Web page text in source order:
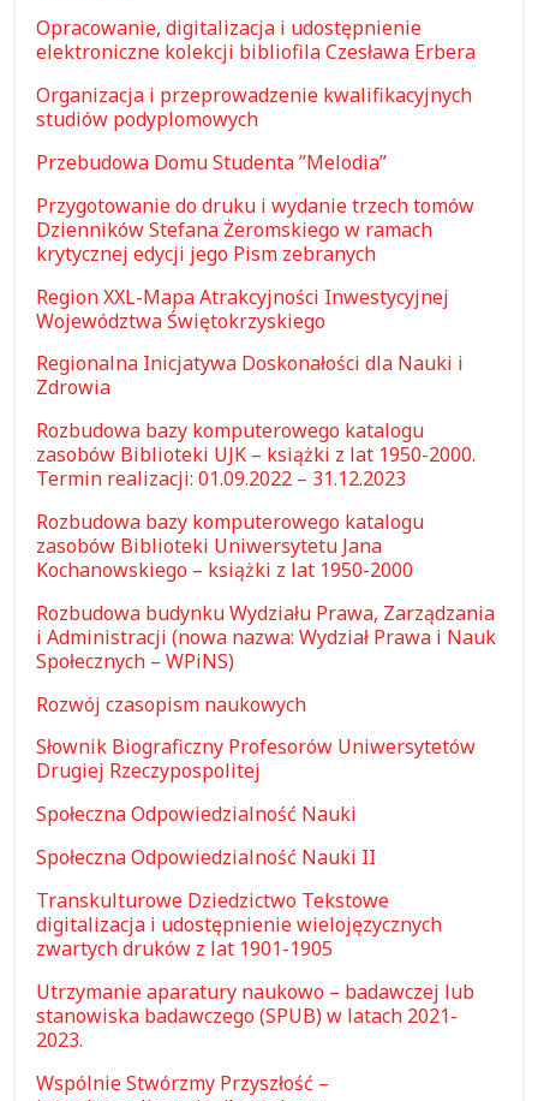
Opracowanie, digitalizacja i udostępnienie
elektroniczne kolekcji bibliofila Czesława Erbera
Organizacja i przeprowadzenie kwalifikacyjnych
studiów podyplomowych
Przebudowa Domu Studenta ”Melodia”
Przygotowanie do druku i wydanie trzech tomów
Dzienników Stefana Żeromskiego w ramach
krytycznej edycji jego Pism zebranych
Region XXL-Mapa Atrakcyjności Inwestycyjnej
Województwa Świętokrzyskiego
Regionalna Inicjatywa Doskonałości dla Nauki i
Zdrowia
Rozbudowa bazy komputerowego katalogu
zasobów Biblioteki UJK – książki z lat 1950-2000.
Termin realizacji: 01.09.2022 – 31.12.2023
Rozbudowa bazy komputerowego katalogu
zasobów Biblioteki Uniwersytetu Jana
Kochanowskiego – książki z lat 1950-2000
Rozbudowa budynku Wydziału Prawa, Zarządzania
i Administracji (nowa nazwa: Wydział Prawa i Nauk
Społecznych – WPiNS)
Rozwój czasopism naukowych
Słownik Biograficzny Profesorów Uniwersytetów
Drugiej Rzeczypospolitej
Społeczna Odpowiedzialność Nauki
Społeczna Odpowiedzialność Nauki II
Transkulturowe Dziedzictwo Tekstowe
digitalizacja i udostępnienie wielojęzycznych
zwartych druków z lat 1901-1905
Utrzymanie aparatury naukowo – badawczej lub
stanowiska badawczego (SPUB) w latach 2021-
2023.
Wspólnie Stwórzmy Przyszłość –